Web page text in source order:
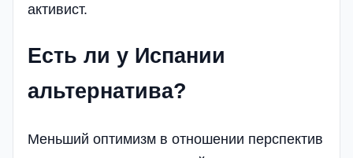
активист.
Есть ли у Испании
альтернатива?
Меньший оптимизм в отношении перспектив